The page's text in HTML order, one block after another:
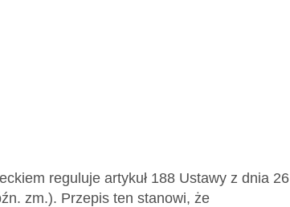
reguluje artykuł 188 Ustawy z dnia 26
zm.). Przepis ten stanowi, że